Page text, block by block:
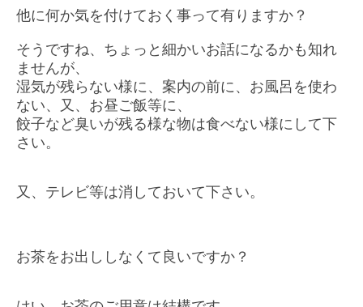
他に何か気を付けておく事って有りますか？
そうですね、ちょっと細かいお話になるかも知れ
ませんが、
湿気が残らない様に、案内の前に、お風呂を使わ
ない、又、お昼ご飯等に、
餃子など臭いが残る様な物は食べない様にして下
さい。
又、テレビ等は消しておいて下さい。
お茶をお出ししなくて良いですか？